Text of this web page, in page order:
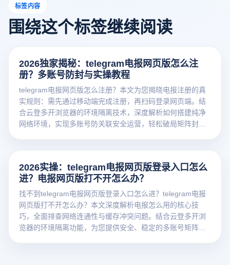
标签内容
围绕这个标签继续阅读
2026独家揭秘：telegram电报网页版怎么注
册？多账号防封与实操教程
telegram电报网页版怎么注册？本文为您揭晓电报注册的真
实规则：需先通过移动端完成注册，再扫码登录网页端。结
合云登多开浏览器的环境隔离技术，深度解析如何搭建纯净
网络环境，实现多账号防关联安全运营，轻松破局矩阵封号
2026实操：telegram电报网页版登录入口怎么
进？电报网页版打不开怎么办？
找不到telegram电报网页版登录入口怎么进？telegram电报
网页版打不开怎么办？本文深度解析电报怎么用的核心技
巧，全面排查网络连通性与缓存冲突问题。结合云登多开浏
览器的环境隔离功能，为您提供安全、稳定的多账号矩阵运